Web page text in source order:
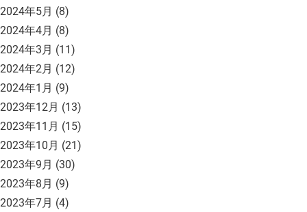
2024年5月 (8)
2024年4月 (8)
2024年3月 (11)
2024年2月 (12)
2024年1月 (9)
2023年12月 (13)
2023年11月 (15)
2023年10月 (21)
2023年9月 (30)
2023年8月 (9)
2023年7月 (4)